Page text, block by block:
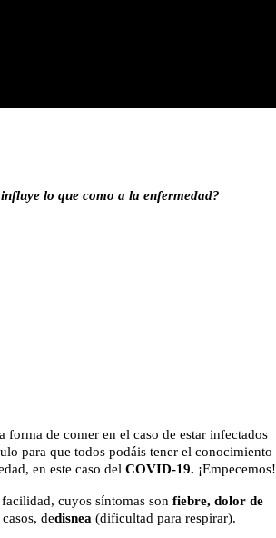
lo que como a la enfermedad?
de comer en el caso de estar infectados
para que todos podáis tener el conocimiento
en este caso del COVID-19. ¡Empecemos!
cuyos síntomas son fiebre, dolor de
dedisnea (dificultad para respirar).